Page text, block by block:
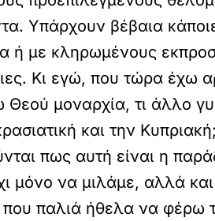
Υπάρχουν βέβαια
ή με κληρωμένους
Κι εγώ, που τώρα έχω
μοναρχία, τι άλλο
και την
πως αυτή είναι η
μόνο να μιλάμε, αλλά
που παλιά ήθελα να